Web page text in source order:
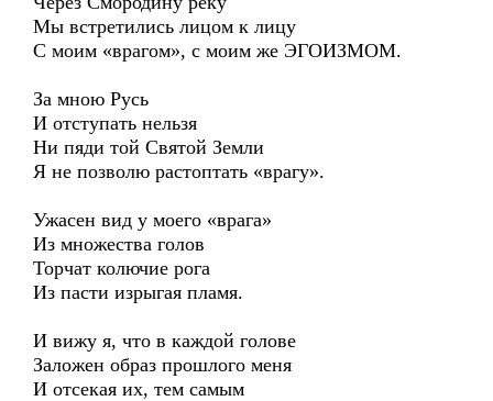
Мы встретились лицом к лицу
С моим «врагом», с моим же ЭГОИЗМОМ.
За мною Русь
И отступать нельзя
Ни пяди той Святой Земли
Я не позволю растоптать «врагу».
Ужасен вид у моего «врага»
Из множества голов
Торчат колючие рога
Из пасти изрыгая пламя.
И вижу я, что в каждой голове
Заложен образ прошлого меня
И отсекая их, тем самым